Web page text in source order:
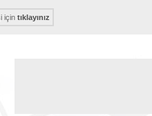
için tıklayınız